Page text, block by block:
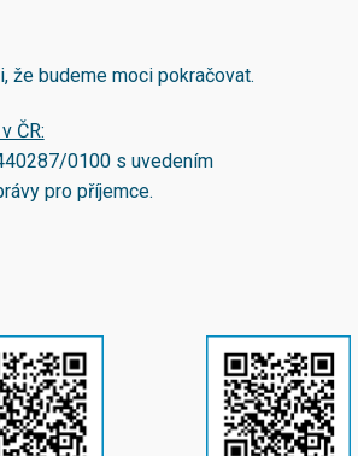
že budeme moci pokračovat.
ČR:
0100s uvedením
pro příjemce.